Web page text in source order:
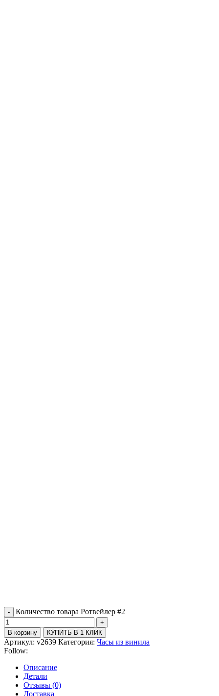
Количество товара Ротвейлер #2
В корзину КУПИТЬ В 1 КЛИК
Артикул: v2639 Категория: Часы из винила
Follow:
Описание
Детали
Отзывы (0)
Доставка